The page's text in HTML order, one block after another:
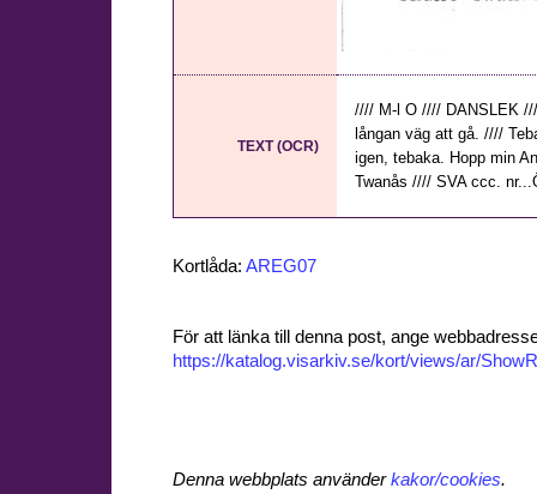
TEXT (OCR)
//// M-l O //// DANSLEK
långan väg att gå. ////
igen, tebaka. Hopp min
Twanås //// SVA ccc.
Kortlåda: AREG07
För att länka till denna post, ange
https://katalog.visarkiv.se/kort/views/ar/
Denna webbplats använderkakor/cookies.